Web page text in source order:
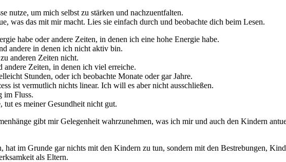
nutze, um mich selbst zu stärken und nachzuentfalten.
was das mit mir macht. Lies sie einfach durch und beobachte dich beim Lesen.
habe oder andere Zeiten, in denen ich eine hohe Energie habe.
andere in denen ich nicht aktiv bin.
anderen Zeiten nicht.
Zeiten, in denen ich viel erreiche.
Stunden, oder ich beobachte Monate oder gar Jahre.
ist vermutlich nichts linear. Ich will es aber nicht ausschließen.
im Fluss.
es meiner Gesundheit nicht gut.
gibt mir Gelegenheit wahrzunehmen, was ich mir und auch den Kindern
im Grunde gar nichts mit den Kindern zu tun, sondern mit den Bestrebungen,
als Eltern.